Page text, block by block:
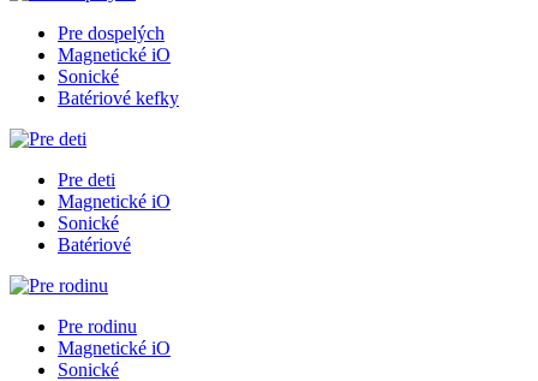
Pre dospelých
Magnetické iO
Sonické
Batériové kefky
Pre deti
Magnetické iO
Sonické
Batériové
Pre rodinu
Magnetické iO
Sonické